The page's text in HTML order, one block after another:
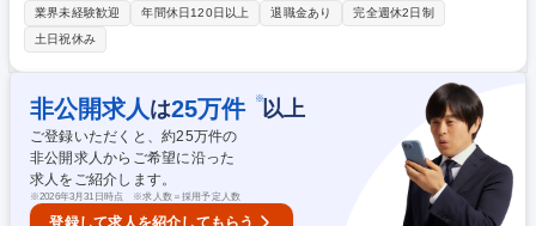
をお任せ。入社3～5年目までは商品知識習得のため、バックオフィス業務
（受発注・倉庫業務等)に従事頂きます。 何もわからない状態でお客様と
やり取りすることはなく、社内での育成に時間をかけ、一人前になった段
階で営業に出ていただきます。そのため、未経験から営業職にチャレンジ
したい方にはぴったりの職場環境です。 《商品》自動車の事故修理・点検
整備に必要な部品、整備機器等 《顧客》整備工場、ガソリンスタンド、カ
ーショップ等をエンドユーザーとする自動車部品商社 募集職種 【札幌/第
二新卒歓迎】未経験からの法人営業(自動車部品商社)|年休127日
業界未経験歓迎 年間休日120日以上 退職金あり
完全週休2日制
土日祝休み
非公開求人 は25万件 ※以上
ご登録いただくと、約25万件の
非公開求人からご希望に沿った
求人をご紹介します。
※2026年3月31日時点 ※求人数＝採用予定人数
登録して求人を紹介してもらう